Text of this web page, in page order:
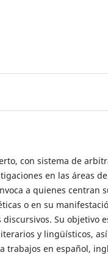
con sistema de
en las áreas
a quienes centran
o en su
Su objetivo
y lingüísticos,
trabajos en español,